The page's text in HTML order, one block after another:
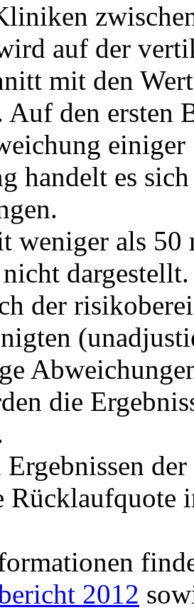
auf der
mit den
Auf den ersten
handelt es
weniger als 50
dargestellt.
der
die
Ergebnissen
Rücklaufquote
2012